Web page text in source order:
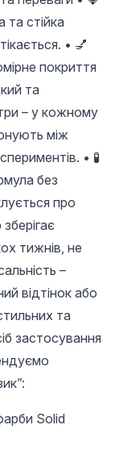
та стійка
• 💅
покриття
та
– у кожному
між
• 🧪
без
про
тижнів, не
–
відтінок або
та
застосування
Solid